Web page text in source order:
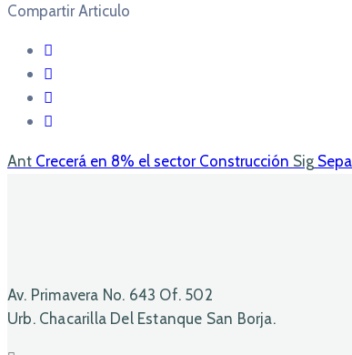
Compartir Articulo
Ant Crecerá en 8% el sector Construcción Sig
Av. Primavera No. 643 Of. 502
Urb. Chacarilla Del Estanque San Borja.